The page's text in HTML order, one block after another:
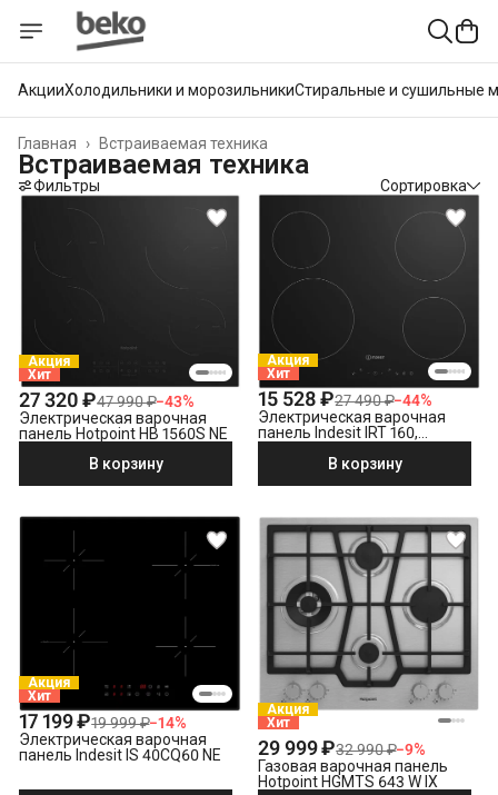
АкцииХолодильники и морозильникиСтиральные и сушильные
Встраиваемая техника
Главная ›
Встраиваемая техника
Фильтры Сортировка
Акция
Хит
27 320 ₽47 990 ₽−43%
Электрическая варочная
панель Hotpoint HB 1560S NE
В корзину
Акция
Хит
15 528 ₽27 490 ₽−44%
Электрическая варочная
панель Indesit IRT 160,
В корзину
Акция
Хит
17 199 ₽19 999 ₽−14%
Электрическая варочная
панель Indesit IS 40CQ60 NE
Акция
Хит
29 999 ₽32 990 ₽−9%
Газовая варочная панель
Hotpoint HGMTS 643 W IX